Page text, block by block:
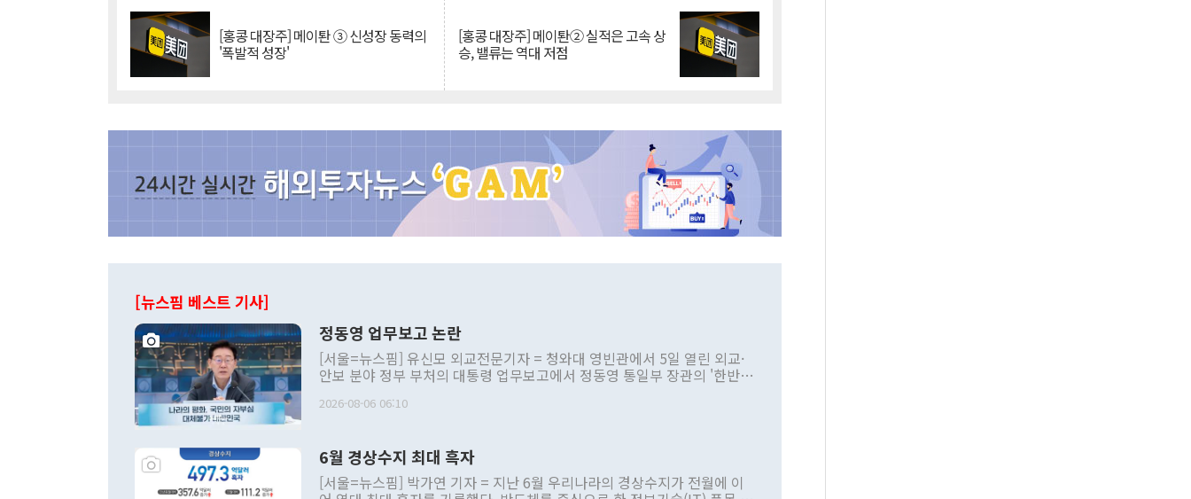
[홍콩 대장주] 메이퇀 ③ 신성장 동력의
'폭발적 성장'
[홍콩 대장주] 메이퇀② 실적은 고속 상
승, 밸류는 역대 저점
[뉴스핌 베스트 기사]
정동영 업무보고 논란
[서울=뉴스핌] 유신모 외교전문기자 = 청와대 영빈관에서 5일 열린 외교·
안보 분야 정부 부처의 대통령 업무보고에서 정동영 통일부 장관의 '한반도
발언 중에는 정부 내 조율을 거치지 않은 사안을 정책으로 추진하겠다고 공
주의적 희망에 근거한 비현실적 구상'이라는 비판을 내놨다. 그동안 정 장
관의 대북 정책 관련 발언이 물의를 빚은 적은 여러 번 있지만 대통령과 유
관 부처 장관이 공개적으로 부정적 입장을 표명한 것은 이례적이다. 정 장
2026-08-06 06:10
6월 경상수지 최대 흑자
[서울=뉴스핌] 박가연 기자 = 지난 6월 우리나라의 경상수지가 전월에 이